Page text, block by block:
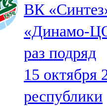
ВК
«Динамо-
раз подряд
15 октября
республики